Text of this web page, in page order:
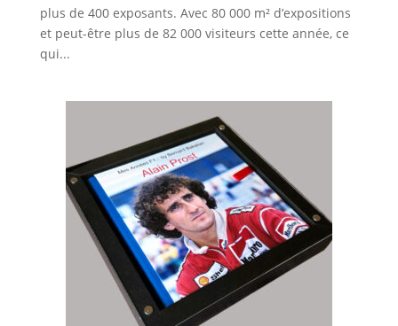
plus de 400 exposants. Avec 80 000 m² d’expositions
et peut-être plus de 82 000 visiteurs cette année, ce
qui...